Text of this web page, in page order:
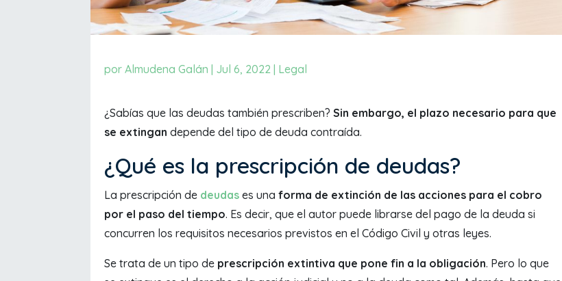
por Almudena Galán Jul 6, 2022 Legal
¿Sabías que las deudas también prescriben? Sin embargo, el plazo necesario para que
se extingan depende del tipo de deuda contraída.
¿Qué es la prescripción de deudas?
La prescripción de deudas es una forma de extinción de las acciones para el cobro
por el paso del tiempo. Es decir, que el autor puede librarse del pago de la deuda si
concurren los requisitos necesarios previstos en el Código Civil y otras leyes.
Se trata de un tipo de prescripción extintiva que pone fin a la obligación. Pero lo que